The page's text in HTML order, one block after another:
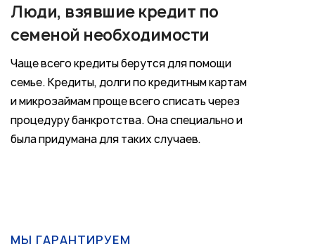
Люди, взявшие кредит по
семеной необходимости
Чаще всего кредиты берутся для помощи
семье. Кредиты, долги по кредитным картам
и микрозаймам проще всего списать через
процедуру банкротства. Она специально и
была придумана для таких случаев.
МЫ ГАРАНТИРУЕМ